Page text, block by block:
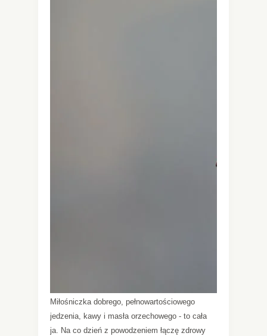
Miłośniczka dobrego, pełnowartościowego
jedzenia, kawy i masła orzechowego - to cała
ja. Na co dzień z powodzeniem łączę zdrowy